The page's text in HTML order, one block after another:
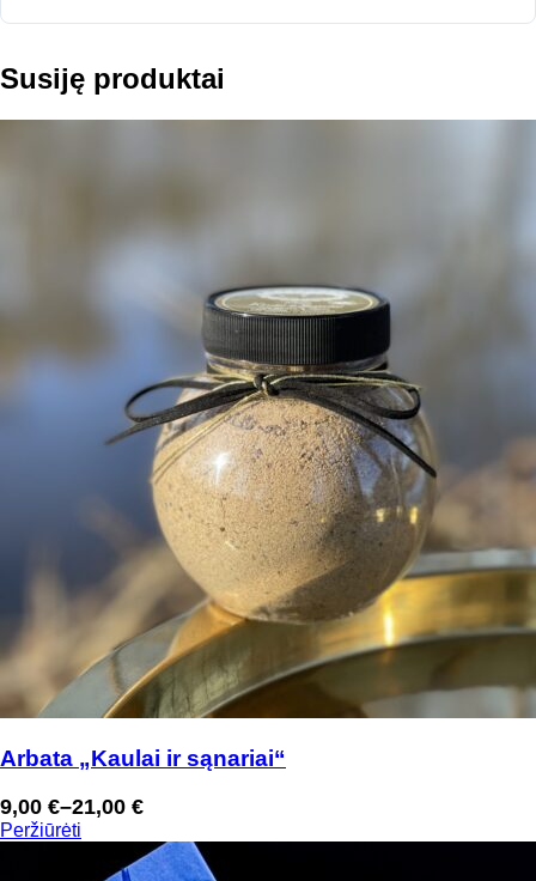
Susiję produktai
Arbata „Kaulai ir sąnariai“
9,00 €–21,00 €
Price
range:
Peržiūrėti